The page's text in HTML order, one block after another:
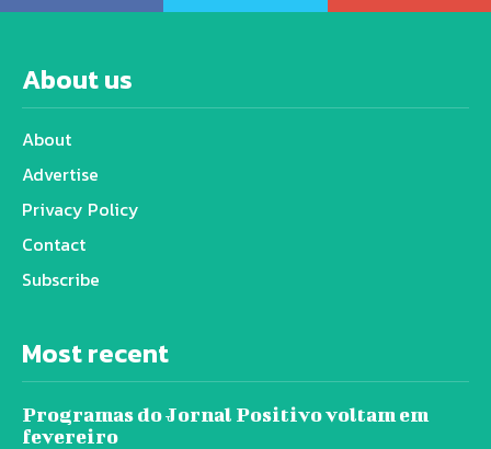
About us
About
Advertise
Privacy Policy
Contact
Subscribe
Most recent
Programas do Jornal Positivo voltam em
fevereiro